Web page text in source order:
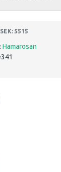
Hamarosan
5515